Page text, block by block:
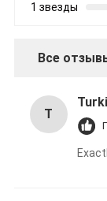
Клейкая
Отливка
1 звезды
Все
T
Turki